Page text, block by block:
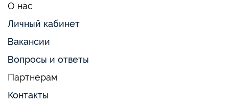
О нас
Личный кабинет
Вакансии
Вопросы и ответы
Партнерам
Контакты